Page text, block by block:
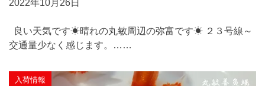
2022年10月26日
良い天気です☀晴れの丸敏周辺の弥富です☀ ２３号線～
交通量少なく感じます。……
入荷情報